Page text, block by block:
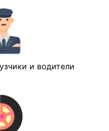
и водители